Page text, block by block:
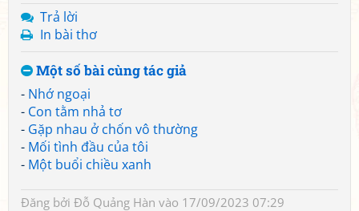
Trả lời
In bài thơ
Một số bài cùng tác giả
- Nhớ ngoại
- Con tằm nhả tơ
- Gặp nhau ở chốn vô thường
- Mối tình đầu của tôi
- Một buổi chiều xanh
Đăng bởi Đỗ Quảng Hàn vào 17/09/2023 07:29